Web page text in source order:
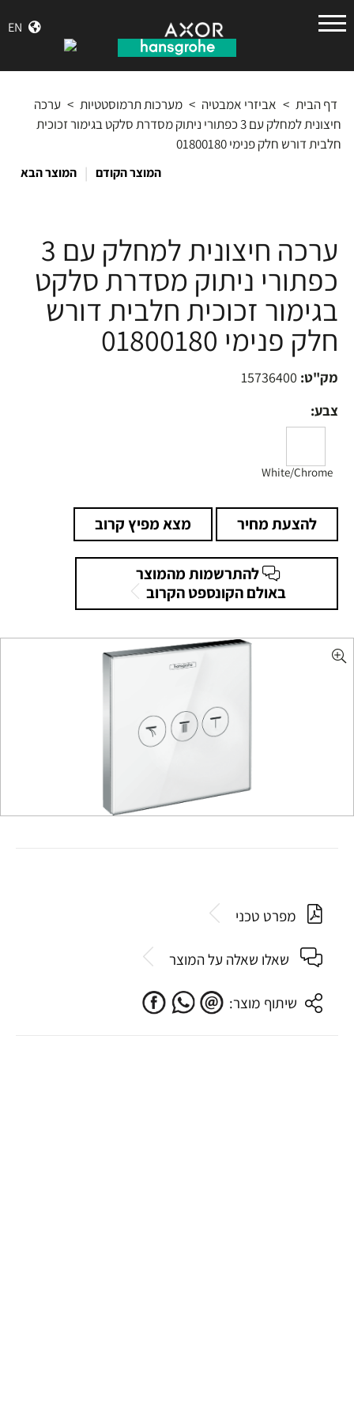
EN
גרואה
דף הבית > אביזרי אמבטיה > מערכות תרמוסטטיות > ערכה
חיצונית למחלק עם 3 כפתורי ניתוק מסדרת סלקט בגימור זכוכית
חלבית דורש חלק פנימי 01800180
המוצר הקודם | המוצר הבא
ערכה חיצונית למחלק עם 3
כפתורי ניתוק מסדרת סלקט
בגימור זכוכית חלבית דורש
חלק פנימי 01800180
מק"ט: 15736400
צבע:
White/Chrome
להצעת מחיר מצא מפיץ קרוב
להתרשמות מהמוצר
באולם הקונספט הקרוב
מפרט טכני
שאלו שאלה על המוצר
שיתוף מוצר: